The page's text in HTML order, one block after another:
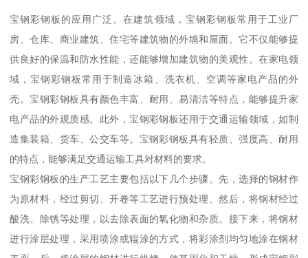
宝钢彩钢板的应用广泛。在建筑领域，宝钢彩钢板常用于工业厂
房、仓库、商业建筑、住宅等建筑物的外墙和屋面。它不仅能够提
供良好的保温和防水性能，还能够增加建筑物的美观性。在家电领
域，宝钢彩钢板常用于制造冰箱、洗衣机、空调等家电产品的外
壳。宝钢彩钢板具有颜色丰富、耐用、易清洁等特点，能够提升家
电产品的外观质感。此外，宝钢彩钢板还用于交通运输领域，如制
造集装箱、货车、公交车等。宝钢彩钢板具有轻质、强度高、耐用
的特点，能够满足交通运输工具对材料的要求。
宝钢彩钢板的生产工艺主要包括以下几个步骤。先，选择的钢材作
为原材料，经过剪切、开卷等工艺进行预处理。然后，将钢材经过
酸洗、除锈等处理，以去除表面的氧化物和杂质。接下来，将钢材
进行涂层处理，采用喷涂或辊涂的方式，将彩涂剂均匀地涂在钢材